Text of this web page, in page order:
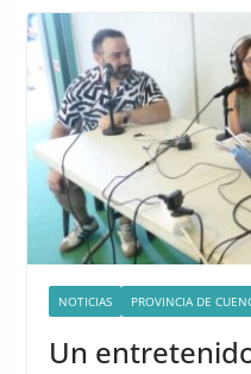
NOTICIAS PROVINCIA DE
Un